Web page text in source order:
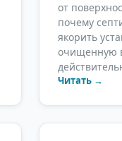
от
почему
якорить
очищенную
Читать →